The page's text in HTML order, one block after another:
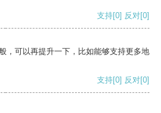
支持[0] 反对[0]
，可以再提升一下，比如能够支持更多地
支持[0] 反对[0]